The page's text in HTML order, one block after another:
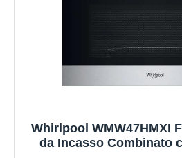
Whirlpool WMW47HMXI
da Incasso Combinato